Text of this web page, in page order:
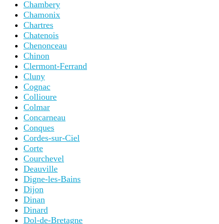
Chambery
Chamonix
Chartres
Chatenois
Chenonceau
Chinon
Clermont-Ferrand
Cluny
Cognac
Collioure
Colmar
Concarneau
Conques
Cordes-sur-Ciel
Corte
Courchevel
Deauville
Digne-les-Bains
Dijon
Dinan
Dinard
Dol-de-Bretagne